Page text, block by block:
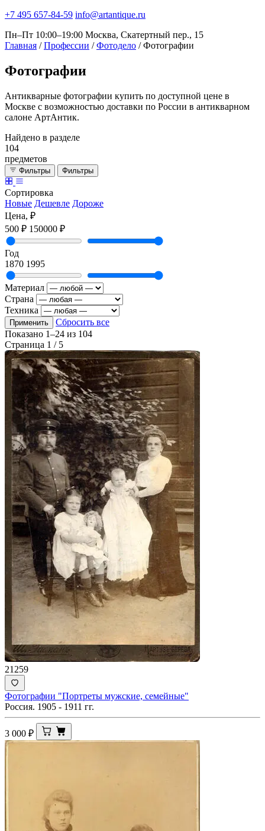
+7 495 657-84-59 info@artantique.ru
Пн–Пт 10:00–19:00 Москва, Скатертный пер., 15
Главная / Профессии / Фотодело / Фотографии
Фотографии
Антикварные фотографии купить по доступной цене в
Москве с возможностью доставки по России в антикварном
салоне АртАнтик.
Найдено в разделе
104
предметов
Фильтры Фильтры
Сортировка
Новые Дешевле Дороже
Цена, ₽
500 ₽ 150000 ₽
Год
1870 1995
Материал
Страна
Техника
Применить
Сбросить все
Показано 1–24 из 104
Страница 1 / 5
21259
Фотографии "Портреты мужские, семейные"
Россия. 1905 - 1911 гг.
3 000 ₽